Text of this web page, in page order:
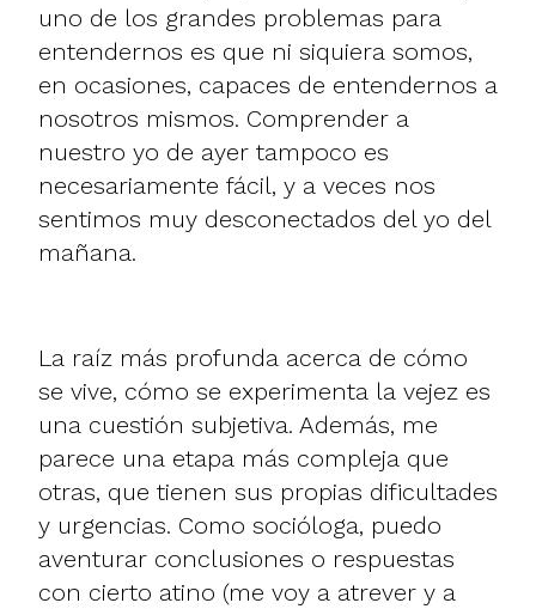
uno de los grandes problemas para
entendernos es que ni siquiera somos,
en ocasiones, capaces de entendernos a
nosotros mismos. Comprender a
nuestro yo de ayer tampoco es
necesariamente fácil, y a veces nos
sentimos muy desconectados del yo del
mañana.
La raíz más profunda acerca de cómo
se vive, cómo se experimenta la vejez es
una cuestión subjetiva. Además, me
parece una etapa más compleja que
otras, que tienen sus propias dificultades
y urgencias. Como socióloga, puedo
aventurar conclusiones o respuestas
con cierto atino (me voy a atrever y a